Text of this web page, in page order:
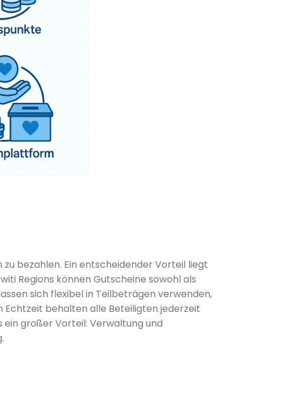
bezahlen. Ein entscheidender Vorteil liegt
Regions können Gutscheine sowohl als
sich flexibel in Teilbeträgen verwenden,
Echtzeit behalten alle Beteiligten jederzeit
großer Vorteil: Verwaltung und